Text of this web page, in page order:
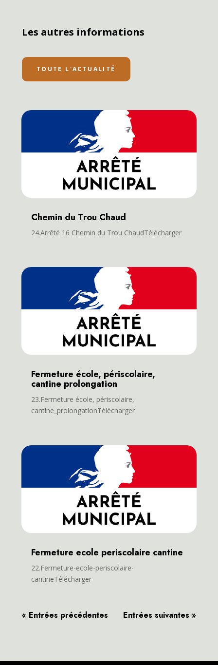
Les autres informations
TOUTE L'ACTUALITÉ
Chemin du Trou Chaud
24.Arrêté 16 Chemin du Trou ChaudTélécharger
Fermeture école, périscolaire,
cantine prolongation
23.Fermeture école, périscolaire,
cantine_prolongationTélécharger
Fermeture ecole periscolaire cantine
22.Fermeture-ecole-periscolaire-
cantineTélécharger
« Entrées précédentes Entrées suivantes »